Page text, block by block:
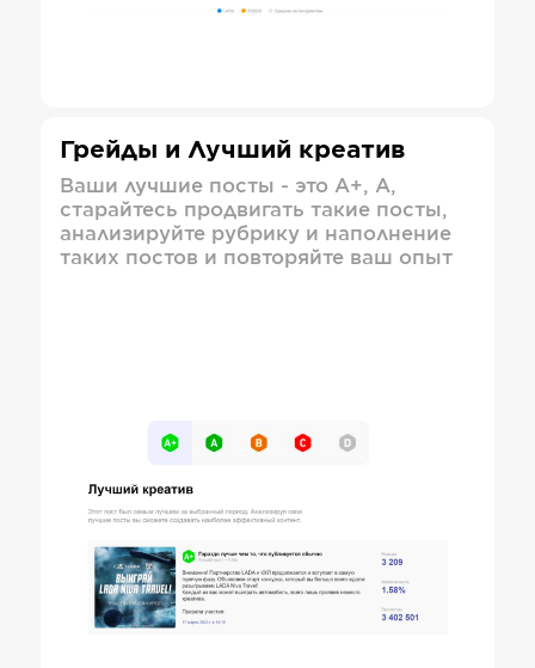
Грейды и Лучший креатив
Ваши лучшие посты - это А+, А,
старайтесь продвигать такие посты,
анализируйте рубрику и наполнение
таких постов и повторяйте ваш опыт